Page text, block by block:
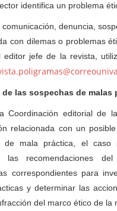
identifica un problema
denuncia,
con dilemas o problemas
editor jefe de la revista,
las sospechas de malas
Coordinación editorial de
relacionada con un
de mala práctica, el caso
las recomendaciones
correspondientes para
y determinar las
del marco ético de la